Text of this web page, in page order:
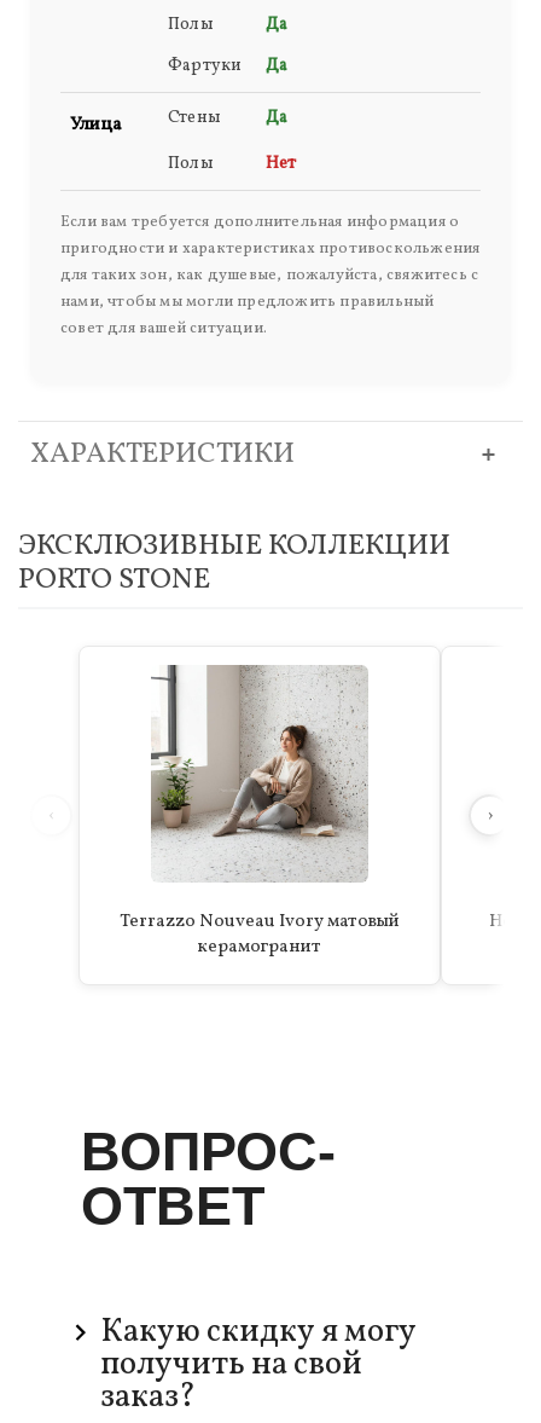
Полы
Да
Фартуки
Да
Улица Стены
Да
Полы
Нет
Если вам требуется дополнительная информация о
пригодности и характеристиках противоскольжения
для таких зон, как душевые, пожалуйста, свяжитесь с
нами, чтобы мы могли предложить правильный
совет для вашей ситуации.
ХАРАКТЕРИСТИКИ
ЭКСКЛЮЗИВНЫЕ КОЛЛЕКЦИИ
PORTO STONE
‹
Terrazzo Nouveau Ivory матовый
керамогранит
›
ВОПРОС-
ОТВЕТ
Какую скидку я могу
получить на свой
заказ?